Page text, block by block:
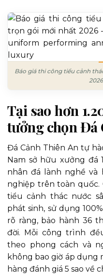
Báo giá thi công tiểu cảnh
Tại sao hơn
tưởng chọn Đá
Đá Cảnh Thiên An tự
Nam sở hữu xưởng đá
nhân đá lành nghề
nghiệp trên toàn quốc.
tiểu cảnh thác nước
phát sinh, sử dụng
rõ ràng, bảo hành 36
đời. Mỗi công trình
theo phong cách và
không bao giờ áp dụng
hàng đánh giá 5 sao về